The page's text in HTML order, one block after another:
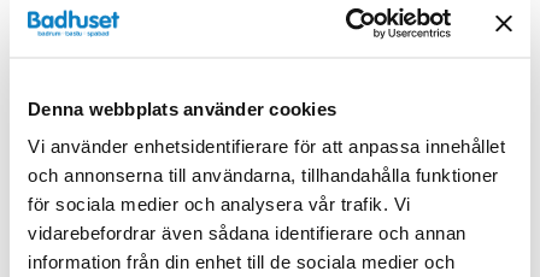
Denna webbplats använder cookies
Vi använder enhetsidentifierare för att anpassa innehållet
och annonserna till användarna, tillhandahålla funktioner
för sociala medier och analysera vår trafik. Vi
vidarebefordrar även sådana identifierare och annan
information från din enhet till de sociala medier och
material. Men även om våra badrumsmöbler är det, ska
möblerna placeras på ett sådant avstånd från
badkar/dusch att vatten inte kan skvätta direkt på
möbeln. Blöta fläckar, även vanligt vatten, torkas upp
så snart som möjligt.